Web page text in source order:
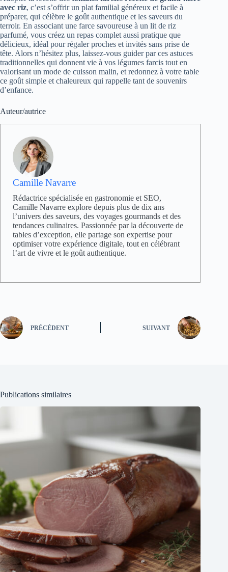
avec riz, c’est s’offrir un plat familial généreux et facile à
préparer, qui célèbre le goût authentique et les saveurs du
terroir. En associant une farce savoureuse à un lit de riz
parfumé, vous créez un repas complet aussi pratique que
délicieux, idéal pour régaler proches et invités sans prise de
tête. Alors n’hésitez plus, laissez-vous guider par ces astuces
traditionnelles qui donnent vie à vos légumes farcis tout en
valorisant un mode de cuisson malin, et redonnez à votre table
ce goût simple et chaleureux qui rappelle tant de souvenirs
d’enfance.
Auteur/autrice
Camille Navarre
Rédactrice spécialisée en gastronomie et SEO,
Camille Navarre explore depuis plus de dix ans
l’univers des saveurs, des voyages gourmands et des
tendances culinaires. Passionnée par la découverte de
tables d’exception, elle partage son expertise pour
optimiser votre expérience digitale, tout en célébrant
l’art de vivre et le goût authentique.
PRÉCÉDENT SUIVANT
Publications similaires